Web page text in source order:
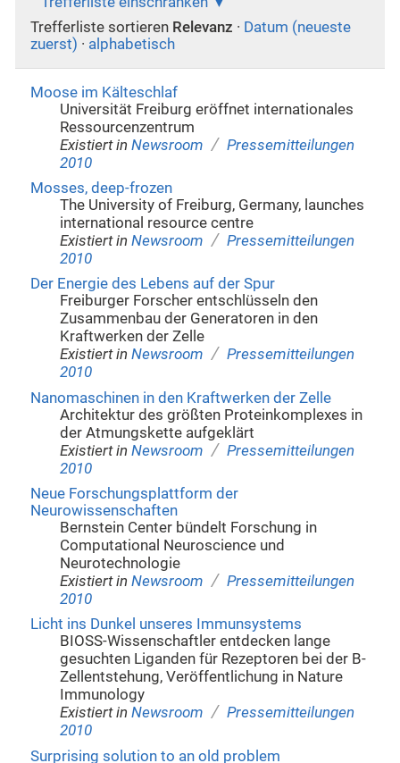
Trefferliste sortieren Relevanz · Datum (neueste
zuerst) · alphabetisch
Moose im Kälteschlaf
Universität Freiburg eröffnet internationales
Ressourcenzentrum
Existiert in Newsroom / Pressemitteilungen
2010
Mosses, deep-frozen
The University of Freiburg, Germany, launches
international resource centre
Existiert in Newsroom / Pressemitteilungen
2010
Der Energie des Lebens auf der Spur
Freiburger Forscher entschlüsseln den
Zusammenbau der Generatoren in den
Kraftwerken der Zelle
Existiert in Newsroom / Pressemitteilungen
2010
Nanomaschinen in den Kraftwerken der Zelle
Architektur des größten Proteinkomplexes in
der Atmungskette aufgeklärt
Existiert in Newsroom / Pressemitteilungen
2010
Neue Forschungsplattform der
Neurowissenschaften
Bernstein Center bündelt Forschung in
Computational Neuroscience und
Neurotechnologie
Existiert in Newsroom / Pressemitteilungen
2010
Licht ins Dunkel unseres Immunsystems
BIOSS-Wissenschaftler entdecken lange
gesuchten Liganden für Rezeptoren bei der B-
Zellentstehung, Veröffentlichung in Nature
Immunology
Existiert in Newsroom / Pressemitteilungen
2010
Surprising solution to an old problem